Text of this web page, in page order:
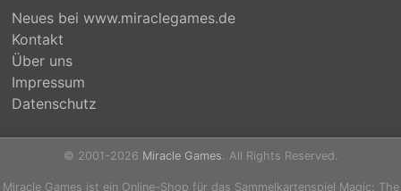
Legends
Commander
Legends:
Battle
Baldurs
Gate
Neues bei www.miraclegames.de
Kontakt
Über uns
Impressum
Datenschutz
© 2001-2026 Miracle Games . All Rights Reserved.
Miracle Games ist ein Online-Shop für das Sammelkartenspiel Magic: The